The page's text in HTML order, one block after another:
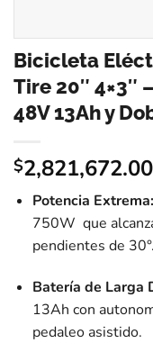
Bicicleta
Tire 20″ 4×3″
48V 13Ah y
$2,821,672.00
Potencia Extrema:
750W que
pendientes de 30°.
Batería de Larga
13Ah con
pedaleo asistido.